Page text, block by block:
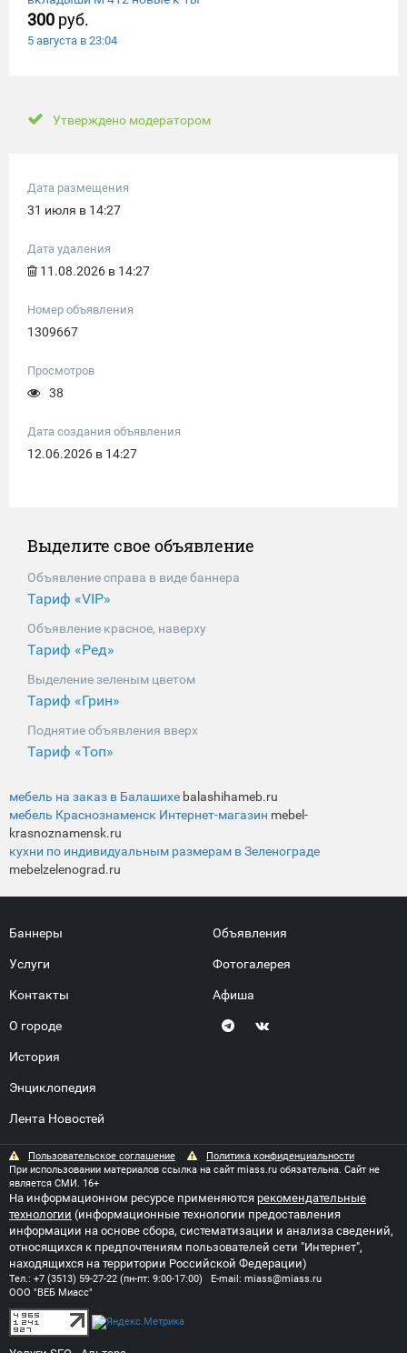
300 руб.
5 августа в 23:04
Утверждено модератором
Дата размещения
31 июля в 14:27
Дата удаления
11.08.2026 в 14:27
Номер объявления
1309667
Просмотров
38
Дата создания объявления
12.06.2026 в 14:27
Выделите свое объявление
Объявление справа в виде баннера
Тариф «VIP»
Объявление красное, наверху
Тариф «Ред»
Выделение зеленым цветом
Тариф «Грин»
Поднятие объявления вверх
Тариф «Топ»
мебель на заказ в Балашихе balashihameb.ru
мебель Краснознаменск Интернет-магазин mebel-
krasnoznamensk.ru
кухни по индивидуальным размерам в Зеленограде
mebelzelenograd.ru
Баннеры
Услуги
Контакты
О городе
История
Энциклопедия
Лента Новостей
Объявления
Фотогалерея
Афиша
Пользовательское соглашение
Политика конфиденциальности
При использовании материалов ссылка на сайт miass.ru обязательна. Сайт не
является СМИ. 16+
На информационном ресурсе применяются рекомендательные
технологии (информационные технологии предоставления
информации на основе сбора, систематизации и анализа сведений,
относящихся к предпочтениям пользователей сети "Интернет",
находящихся на территории Российской Федерации)
Тел.: +7 (3513) 59-27-22 (пн-пт: 9:00-17:00) E-mail: miass@miass.ru
ООО "ВЕБ Миасс"